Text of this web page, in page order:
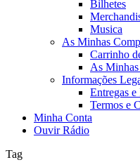
Bilhetes
Musica
As Minhas
Carrinho
As
Informações
Entregas e
Termos e
Minha Conta
Ouvir Rádio
Tag